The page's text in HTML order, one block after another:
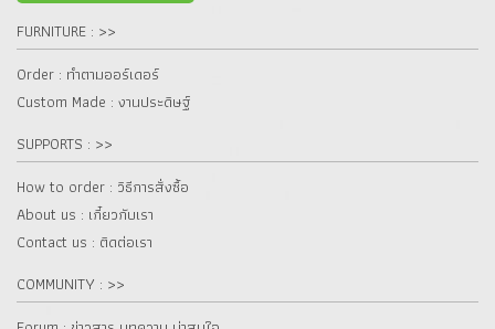
FURNITURE : >>
Order : ทำตามออร์เดอร์
Custom Made : งานประดิษฐ์
SUPPORTS : >>
How to order : วิธีการสั่งซื้อ
About us : เกี๋ยวกับเรา
Contact us : ติดต่อเรา
COMMUNITY : >>